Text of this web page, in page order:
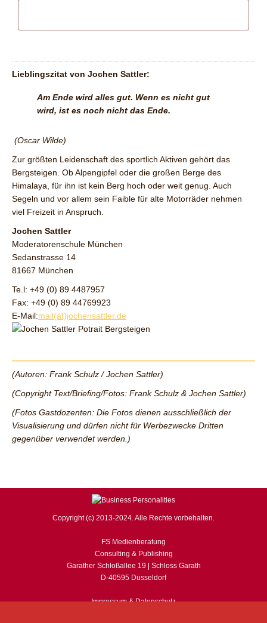
Lieblingszitat von Jochen Sattler:
Am Ende wird alles gut. Wenn es nicht gut
wird, ist es noch nicht das Ende.
(Oscar Wilde)
Zur größten Leidenschaft des sportlich Aktiven gehört das
Bergsteigen. Ob Alpengipfel oder die großen Berge des
Himalaya, für ihn ist kein Berg hoch oder weit genug. Auch
Segeln und vor allem sein Faible für alte Motorräder nehmen
viel Freizeit in Anspruch.
Jochen Sattler
Moderatorenschule München
Sedanstrasse 14
81667 München
Te.l: +49 (0) 89 4487957
Fax: +49 (0) 89 44769923
E-Mail:mail(ät)jochensattler.de
(Autoren: Frank Schulz / Jochen Sattler)
(Copyright Text/Briefing/Fotos: Frank Schulz & Jochen Sattler)
(Fotos Gastdozenten: Die Fotos dienen ausschließlich der
Visualisierung und dürfen nicht für Werbezwecke Dritten
gegenüber verwendet werden.)
Copyright (c) 2013-2024. Alle Rechte vorbehalten.
FS Medienberatung
Consulting & Publishing
Garather Schloßallee 19 | Schloss Garath
D-40595 Düsseldorf
Impressum & Datenschutz